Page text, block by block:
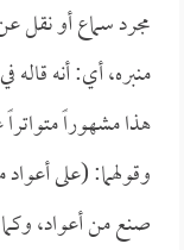
مجرد سماع أو نقل
منبره، أي: أنه
هذا مشهوراً
وقولهما: (على أعواد
صنع من أعواد،